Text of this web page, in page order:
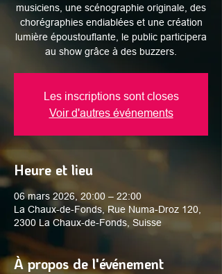
musiciens, une scénographie originale, des
chorégraphies endiablées et une création
lumière époustouflante, le public participera
au show grâce à des buzzers.
Les inscriptions sont closes
Voir d'autres événements
Heure et lieu
06 mars 2026, 20:00 – 22:00
La Chaux-de-Fonds, Rue Numa-Droz 120,
2300 La Chaux-de-Fonds, Suisse
À propos de l'événement